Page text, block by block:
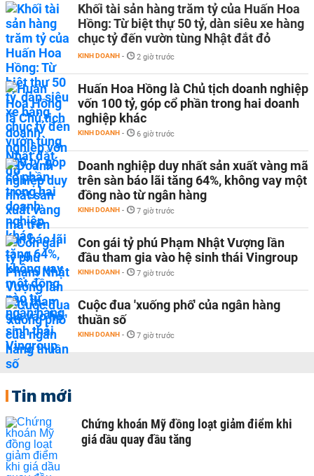
Khối tài sản hàng trăm tỷ của Huấn Hoa
Hồng: Từ biệt thự 50 tỷ, dàn siêu xe hàng
chục tỷ đến vườn tùng Nhật đắt đỏ
KINH DOANH - 2 giờ trước
Huấn Hoa Hồng là Chủ tịch doanh nghiệp
vốn 100 tỷ, góp cổ phần trong hai doanh
nghiệp khác
KINH DOANH - 6 giờ trước
Doanh nghiệp duy nhất sản xuất vàng mã
trên sàn báo lãi tăng 64%, không vay một
đồng nào từ ngân hàng
KINH DOANH - 7 giờ trước
Con gái tỷ phú Phạm Nhật Vượng lần
đầu tham gia vào hệ sinh thái Vingroup
KINH DOANH - 7 giờ trước
Cuộc đua 'xuống phố' của ngân hàng
thuần số
KINH DOANH - 7 giờ trước
Tin mới
Chứng khoán Mỹ đồng loạt giảm điểm khi
giá dầu quay đầu tăng